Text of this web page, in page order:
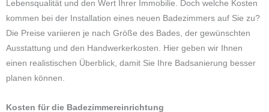
Lebensqualität und den Wert Ihrer Immobilie. Doch welche Kosten
kommen bei der Installation eines neuen Badezimmers auf Sie zu?
Die Preise variieren je nach Größe des Bades, der gewünschten
Ausstattung und den Handwerkerkosten. Hier geben wir Ihnen
einen realistischen Überblick, damit Sie Ihre Badsanierung besser
planen können.
Kosten für die Badezimmereinrichtung